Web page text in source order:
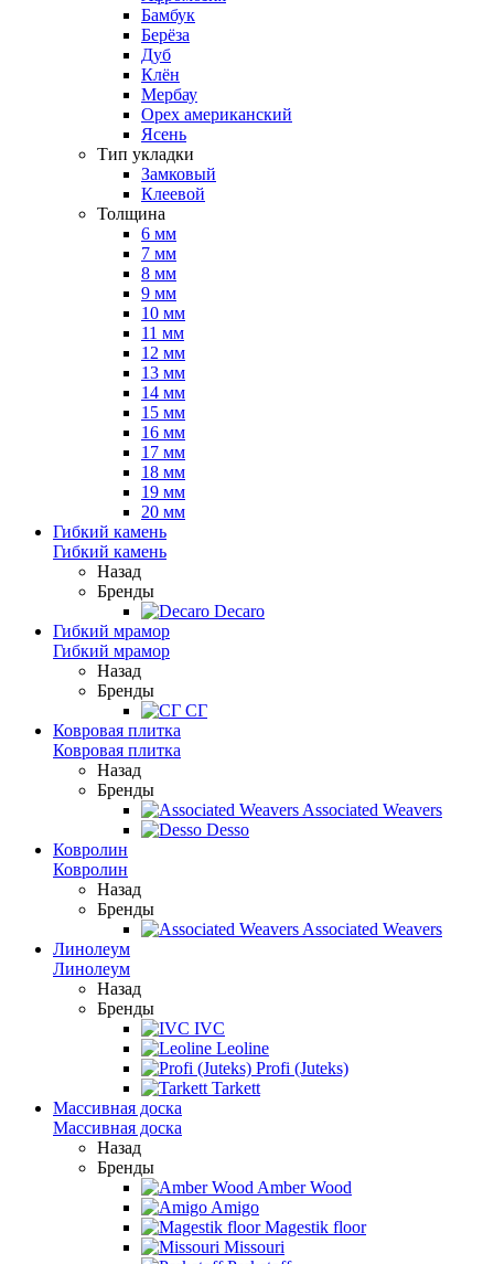
Бамбук
Берёза
Дуб
Клён
Мербау
Орех американский
Ясень
Тип укладки
Замковый
Клеевой
Толщина
6 мм
7 мм
8 мм
9 мм
10 мм
11 мм
12 мм
13 мм
14 мм
15 мм
16 мм
17 мм
18 мм
19 мм
20 мм
Гибкий камень
Гибкий камень
Назад
Бренды
Decaro
Гибкий мрамор
Гибкий мрамор
Назад
Бренды
СГ
Ковровая плитка
Ковровая плитка
Назад
Бренды
Associated Weavers
Desso
Ковролин
Ковролин
Назад
Бренды
Associated Weavers
Линолеум
Линолеум
Назад
Бренды
IVC
Leoline
Profi (Juteks)
Tarkett
Массивная доска
Массивная доска
Назад
Бренды
Amber Wood
Amigo
Magestik floor
Missouri